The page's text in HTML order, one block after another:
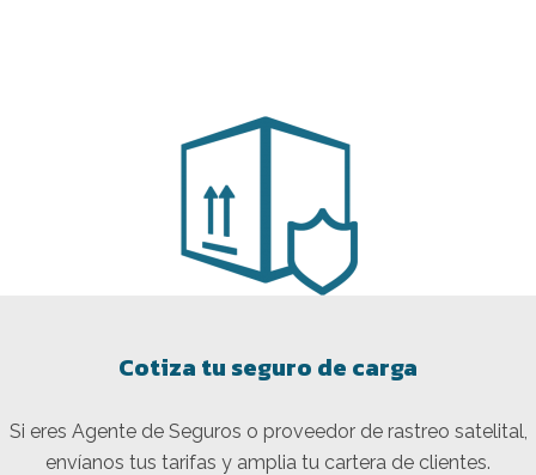
Cotiza tu seguro de carga
Si eres Agente de Seguros o proveedor de rastreo satelital,
envíanos tus tarifas y amplia tu cartera de clientes.